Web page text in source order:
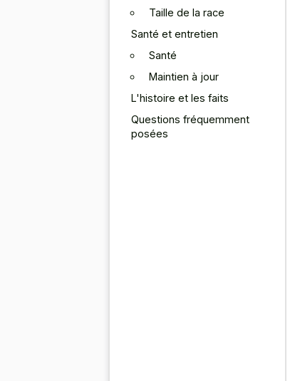
Taille de la race
Santé et entretien
Santé
Maintien à jour
L'histoire et les faits
Questions fréquemment
posées